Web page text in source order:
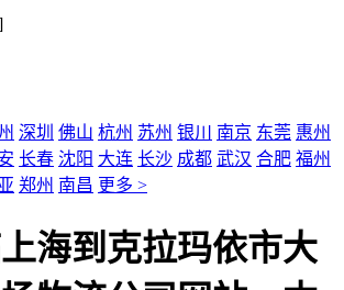
深圳 佛山 杭州 苏州 银川 南京 东莞 惠州
长春 沈阳 大连 长沙 成都 武汉 合肥 福州
郑州 南昌 更多 >
海到克拉玛依市大